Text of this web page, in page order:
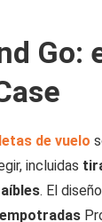
Go:
de vuelo
incluidas
. El